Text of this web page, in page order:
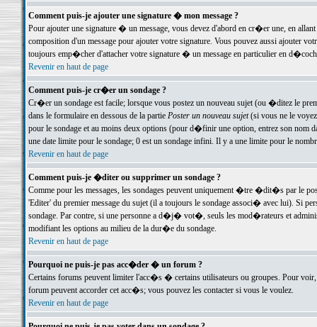
Comment puis-je ajouter une signature � mon message ?
Pour ajouter une signature � un message, vous devez d'abord en cr�er une, en
composition d'un message pour ajouter votre signature. Vous pouvez aussi ajouter
toujours emp�cher d'attacher votre signature � un message en particulier en
Revenir en haut de page
Comment puis-je cr�er un sondage ?
Cr�er un sondage est facile; lorsque vous postez un nouveau sujet (ou �ditez le
dans le formulaire en dessous de la partie Poster un nouveau sujet(si vous ne le voyez
pour le sondage et au moins deux options (pour d�finir une option, entrez son nom
une date limite pour le sondage; 0 est un sondage infini. Il y a une limite pour le
Revenir en haut de page
Comment puis-je �diter ou supprimer un sondage ?
Comme pour les messages, les sondages peuvent uniquement �tre �dit�s par le
'Editer' du premier message du sujet (il a toujours le sondage associ� avec lui). Si
sondage. Par contre, si une personne a d�j� vot�, seuls les mod�rateurs et
modifiant les options au milieu de la dur�e du sondage.
Revenir en haut de page
Pourquoi ne puis-je pas acc�der � un forum ?
Certains forums peuvent limiter l'acc�s � certains utilisateurs ou groupes. Pour
forum peuvent accorder cet acc�s; vous pouvez les contacter si vous le voulez.
Revenir en haut de page